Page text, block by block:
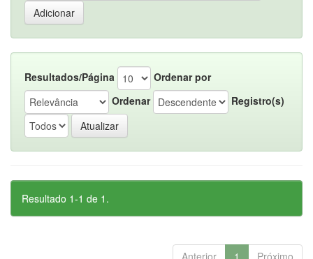
Resultados/Página
Ordenar por
Ordenar
Registro(s)
Resultado 1-1 de 1.
Anterior 1 Próximo